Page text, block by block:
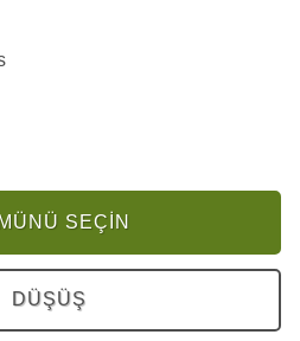
destinasyonları
SEÇIN
DÜŞÜŞ